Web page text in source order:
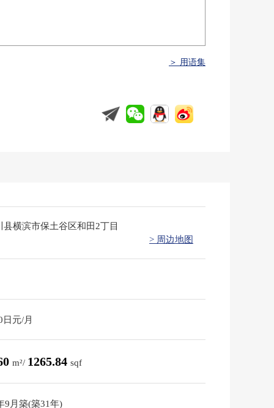
＞ 用语集
县横滨市保土谷区和田2丁目
> 周边地图
日元/月
m²/ 1265.84 sqf
9月築(築31年)